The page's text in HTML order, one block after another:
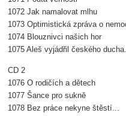
1072 Jak namalovat mlhu
1073 Optimistická zpráva o
1074 Blouznivci našich hor
1075 Aleš vyjádřil českého
CD 2
1076 O rodičích a dětech
1077 Šance pro sukně
1078 Bez práce nekyne štěstí...